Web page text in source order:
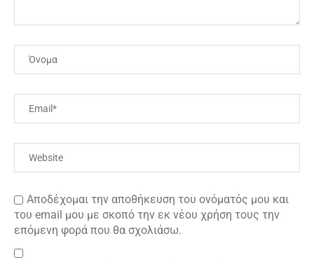
Αποδέχομαι την αποθήκευση του ονόματός μου και
του email μου με σκοπό την εκ νέου χρήση τους την
επόμενη φορά που θα σχολιάσω.